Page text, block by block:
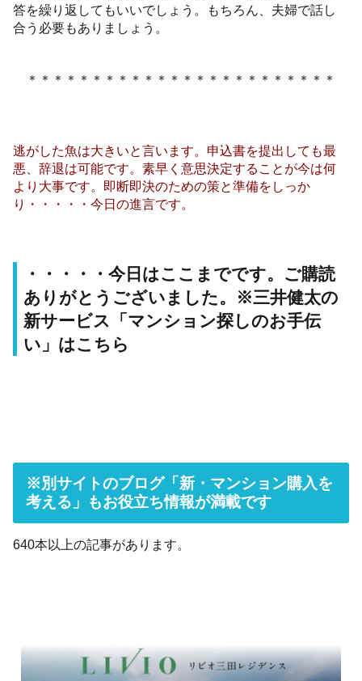
答を繰り返してもいいでしょう。もちろん、夫婦で話し
合う必要もありましょう。
＊＊＊＊＊＊＊＊＊＊＊＊＊＊＊＊＊＊＊＊＊＊＊＊
逃がした魚は大きいと言います。申込書を提出しても最
悪、辞退は可能です。素早く意思決定することが今は何
より大事です。即断即決のための策と準備をしっか
り・・・・・今日の進言です。
・・・・・今日はここまでです。ご購読
ありがとうございました。※三井健太の
新サービス「マンション探しのお手伝
い」はこちら
※別サイトのブログ「新・マンション購入を
考える」もお役立ち情報が満載です
640本以上の記事があります。